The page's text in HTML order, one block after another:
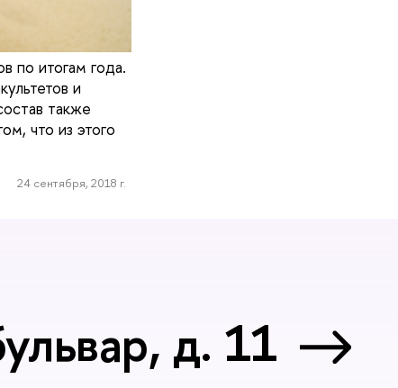
по итогам года.
и
также
что из этого
24 сентября, 2018 г.
д. 11